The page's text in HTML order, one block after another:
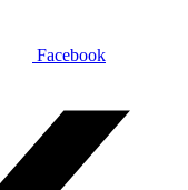
Facebook